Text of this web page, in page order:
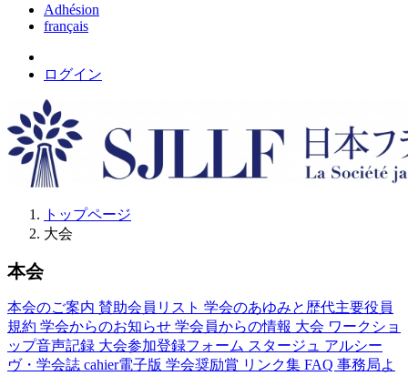
Adhésion
français
ログイン
トップページ
大会
本会
本会のご案内 賛助会員リスト 学会のあゆみと歴代主要役員
規約 学会からのお知らせ 学会員からの情報 大会 ワークショ
ップ音声記録 大会参加登録フォーム スタージュ アルシー
ヴ・学会誌 cahier電子版 学会奨励賞 リンク集 FAQ 事務局よ